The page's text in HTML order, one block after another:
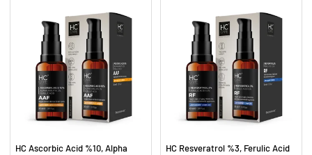
HC Ascorbic Acid %10, Alpha
HC Resveratrol %3, Ferulic Acid